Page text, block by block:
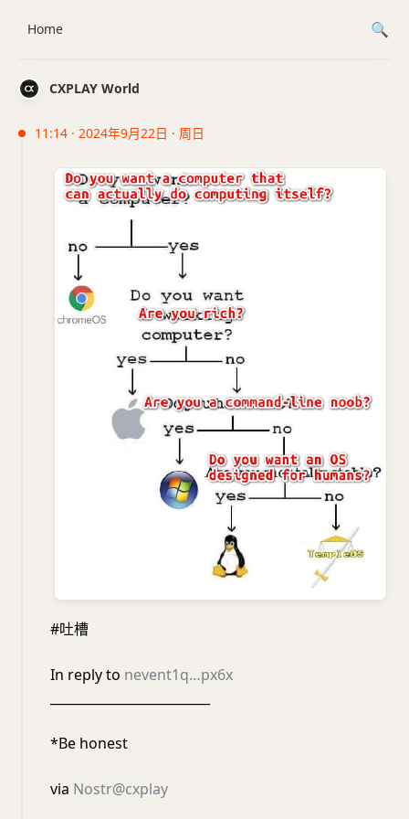
CXPLAY World
11:14 · 2024年9月22日 · 周日
#吐槽
In reply to nevent1q…px6x
*Be honest
via Nostr@cxplay
Home